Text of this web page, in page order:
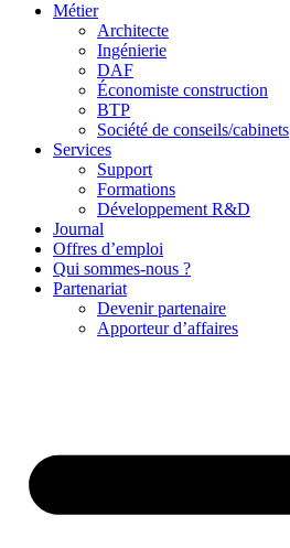
Métier
Architecte
Ingénierie
DAF
Économiste construction
BTP
Société de conseils/cabinets
Services
Support
Formations
Développement R&D
Journal
Offres d’emploi
Qui sommes-nous ?
Partenariat
Devenir partenaire
Apporteur d’affaires